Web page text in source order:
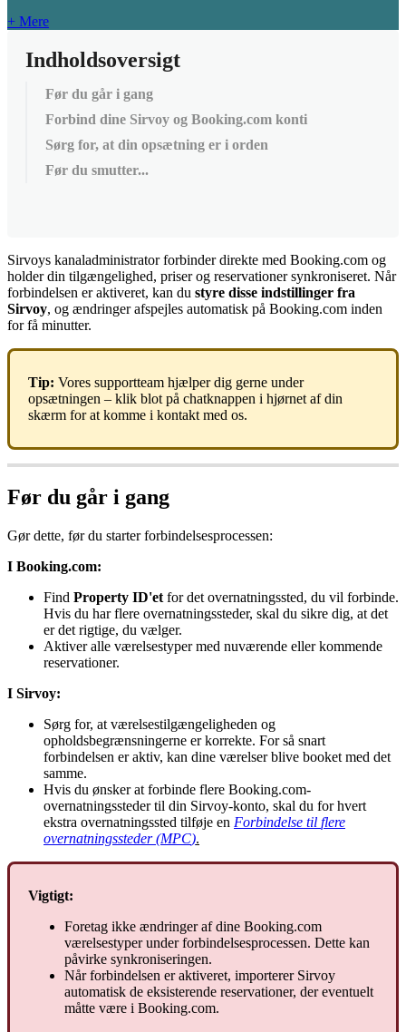
+ Mere
Indholdsoversigt
Før du går i gang
Forbind dine Sirvoy og Booking.com konti
Sørg for, at din opsætning er i orden
Før du smutter...
Sirvoys kanaladministrator forbinder direkte med Booking.com og
holder din tilgængelighed, priser og reservationer synkroniseret. Når
forbindelsen er aktiveret, kan du styre disse indstillinger fra
Sirvoy, og ændringer afspejles automatisk på Booking.com inden
for få minutter.
Tip: Vores supportteam hjælper dig gerne under
opsætningen – klik blot på chatknappen i hjørnet af din
skærm for at komme i kontakt med os.
Før du går i gang
Gør dette, før du starter forbindelsesprocessen:
I Booking.com:
Find Property ID'et for det overnatningssted, du vil forbinde.
Hvis du har flere overnatningssteder, skal du sikre dig, at det
er det rigtige, du vælger.
Aktiver alle værelsestyper med nuværende eller kommende
reservationer.
I Sirvoy:
Sørg for, at værelsestilgængeligheden og
opholdsbegrænsningerne er korrekte. For så snart
forbindelsen er aktiv, kan dine værelser blive booket med det
samme.
Hvis du ønsker at forbinde flere Booking.com-
overnatningssteder til din Sirvoy-konto, skal du for hvert
ekstra overnatningssted tilføje en Forbindelse til flere
overnatningssteder (MPC).
Vigtigt:
Foretag ikke ændringer af dine Booking.com
værelsestyper under forbindelsesprocessen. Dette kan
påvirke synkroniseringen.
Når forbindelsen er aktiveret, importerer Sirvoy
automatisk de eksisterende reservationer, der eventuelt
måtte være i Booking.com.